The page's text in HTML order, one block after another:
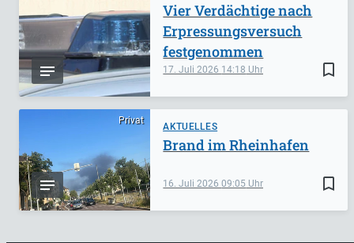
bookmark_border
17. Juli 2026 14:18
Vier Verdächtige nach
Erpressungsversuch
festgenommen
Privat
AKTUELLES
bookmark_border
16. Juli 202609:05
Brand im Rheinhafen